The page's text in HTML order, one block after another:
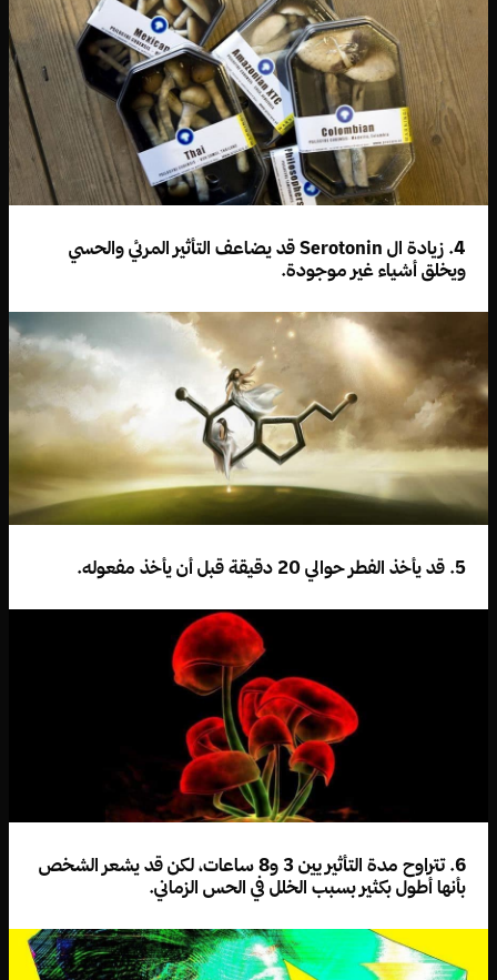
4. زيادة ال Serotonin قد يضاعف التأثير المرئي والحسي
ويخلق أشياء غير موجودة.
5. قد يأخذ الفطر حوالي 20 دقيقة قبل أن يأخذ مفعوله.
6. تتراوح مدة التأثير يين 3 و8 ساعات، لكن قد يشعر الشخص
بأنها أطول بكثير بسبب الخلل في الحس الزماني.